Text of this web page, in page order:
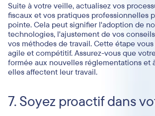
Suite à votre veille, actualisez vos
fiscaux et vos pratiques professionnelles
pointe. Cela peut signifier l'adoption de
technologies, l'ajustement de vos
vos méthodes de travail. Cette étape
agile et compétitif. Assurez-vous que
formée aux nouvelles réglementations et
elles affectent leur travail.
7. Soyez proactif dans